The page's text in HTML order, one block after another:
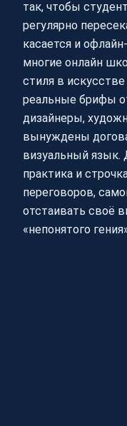
так, чтобы
регулярно
касается и
многие онлайн
стиля в
реальные брифы
дизайнеры,
вынуждены
визуальный язык.
практика и
переговоров,
отстаивать своё
«непонятого